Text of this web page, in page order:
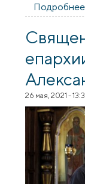
Подробнее
26 мая, 2021 -